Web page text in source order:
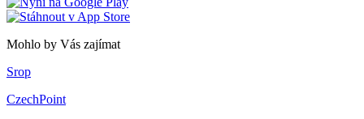
Mohlo by Vás zajímat
Srop
CzechPoint